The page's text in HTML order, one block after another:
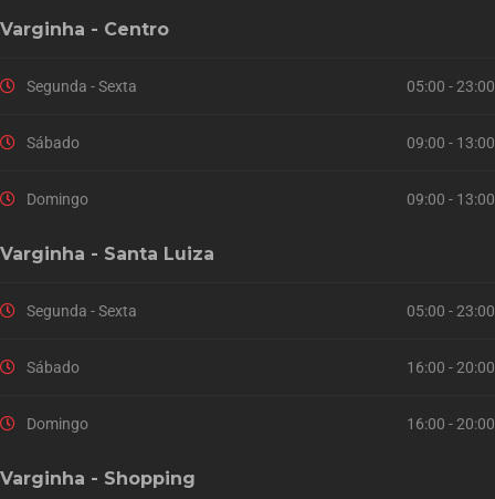
Varginha - Centro
Segunda - Sexta 05:00 - 23:00
Sábado 09:00 - 13:00
Domingo 09:00 - 13:00
Varginha - Santa Luiza
Segunda - Sexta 05:00 - 23:00
Sábado 16:00 - 20:00
Domingo 16:00 - 20:00
Varginha - Shopping